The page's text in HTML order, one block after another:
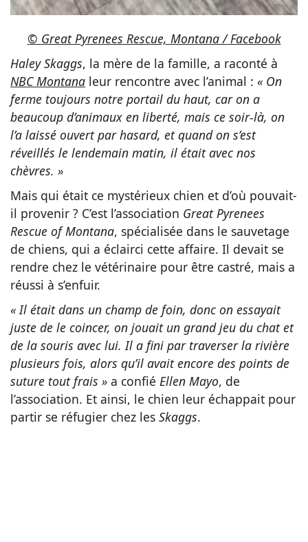
© Great Pyrenees Rescue, Montana / Facebook
Haley Skaggs, la mère de la famille, a raconté à
NBC Montana leur rencontre avec l’animal : « On
ferme toujours notre portail du haut, car on a
beaucoup d’animaux en liberté, mais ce soir-là, on
l’a laissé ouvert par hasard, et quand on s’est
réveillés le lendemain matin, il était avec nos
chèvres. »
Mais qui était ce mystérieux chien et d’où pouvait-
il provenir ? C’est l’association Great Pyrenees
Rescue of Montana, spécialisée dans le sauvetage
de chiens, qui a éclairci cette affaire. Il devait se
rendre chez le vétérinaire pour être castré, mais a
réussi à s’enfuir.
« Il était dans un champ de foin, donc on essayait
juste de le coincer, on jouait un grand jeu du chat et
de la souris avec lui. Il a fini par traverser la rivière
plusieurs fois, alors qu’il avait encore des points de
suture tout frais » a confié Ellen Mayo, de
l’association. Et ainsi, le chien leur échappait pour
partir se réfugier chez les Skaggs.